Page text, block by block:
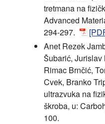
tretmana na
Advanced
294-297.
Anet Rezek
Šubarić,
Rimac Brnčić,
Cvek, Branko
ultrazvuka na
škroba, u:
100.